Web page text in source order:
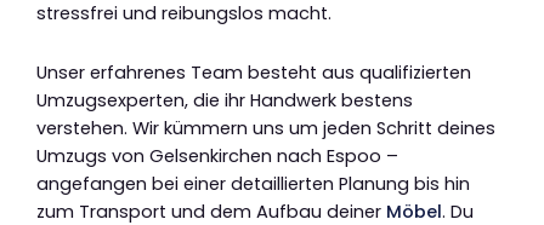
stressfrei und reibungslos macht.
Unser erfahrenes Team besteht aus qualifizierten
Umzugsexperten, die ihr Handwerk bestens
verstehen. Wir kümmern uns um jeden Schritt deines
Umzugs von Gelsenkirchen nach Espoo –
angefangen bei einer detaillierten Planung bis hin
zum Transport und dem Aufbau deiner Möbel. Du